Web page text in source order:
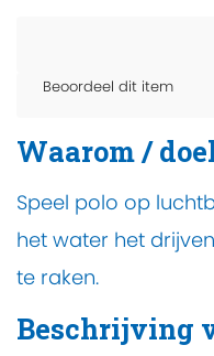
Beoordeel dit item
Waarom /
Speel polo op
het water het
te raken.
Beschrijving